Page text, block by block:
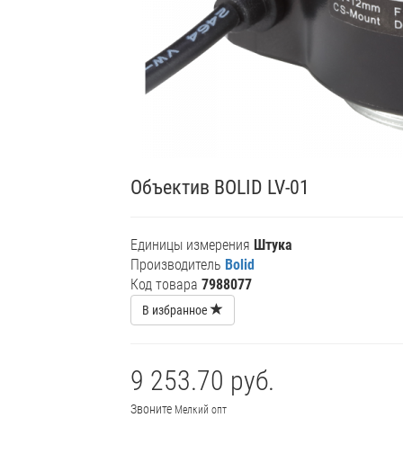
Объектив BOLID LV-01
Единицы измерения Штука
Производитель Bolid
Код товара 7988077
В избранное
9 253.70 руб.
Звоните Мелкий опт